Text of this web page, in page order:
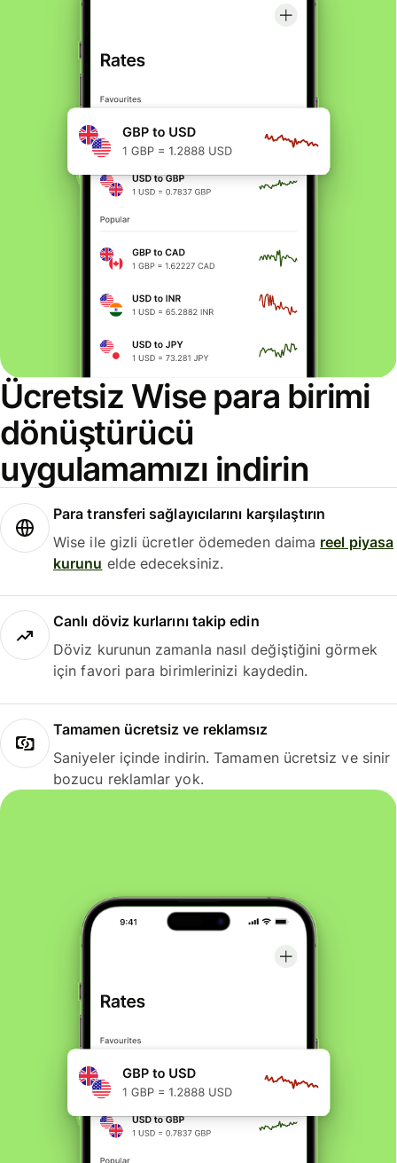
Ücretsiz Wise para birimi
dönüştürücü
uygulamamızı indirin
Para transferi sağlayıcılarını karşılaştırın
Wise ile gizli ücretler ödemeden daima reel piyasa
kurunu elde edeceksiniz.
Canlı döviz kurlarını takip edin
Döviz kurunun zamanla nasıl değiştiğini görmek
için favori para birimlerinizi kaydedin.
Tamamen ücretsiz ve reklamsız
Saniyeler içinde indirin. Tamamen ücretsiz ve sinir
bozucu reklamlar yok.